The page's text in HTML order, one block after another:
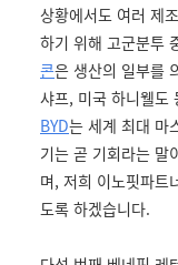
상황에서도 여러 제
하기 위해 고군분투
콘은 생산의 일부를
샤프, 미국 하니웰도
BYD는 세계 최대 마
기는 곧 기회라는 말
며, 저희 이노핏파트
도록 하겠습니다.